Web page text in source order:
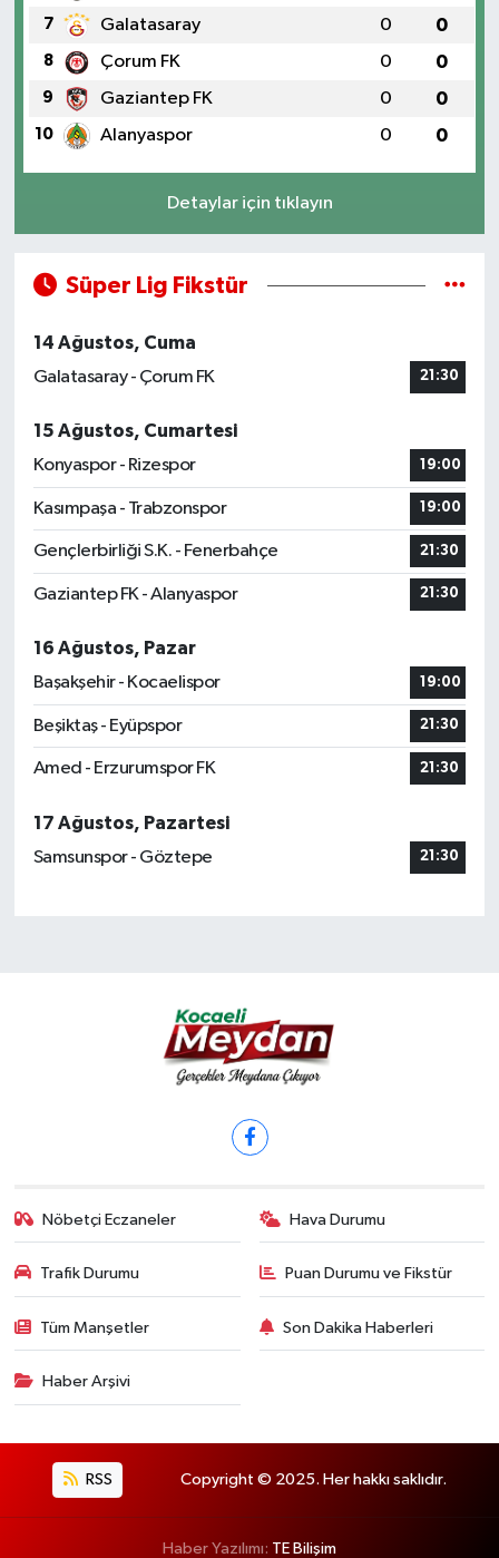
7 Galatasaray 0 0
8 Çorum FK 0 0
9 Gaziantep FK 0 0
10 Alanyaspor 0 0
Detaylar için tıklayın
Süper Lig Fikstür
14 Ağustos, Cuma
Galatasaray - Çorum FK
21:30
15 Ağustos, Cumartesi
Konyaspor - Rizespor
19:00
Kasımpaşa - Trabzonspor 19:00
Gençlerbirliği S.K. - Fenerbahçe 21:30
Gaziantep FK - Alanyaspor 21:30
16 Ağustos, Pazar
Başakşehir - Kocaelispor
19:00
Beşiktaş - Eyüpspor 21:30
Amed - Erzurumspor FK 21:30
17 Ağustos, Pazartesi
Samsunspor - Göztepe
21:30
Nöbetçi Eczaneler Hava Durumu
Trafik Durumu Puan Durumu ve Fikstür
Tüm Manşetler Son Dakika Haberleri
Haber Arşivi
RSS Copyright © 2025. Her hakkı saklıdır.
Haber Yazılımı: TE Bilişim